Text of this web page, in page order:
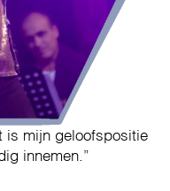
is mijn geloofspositie
innemen.”